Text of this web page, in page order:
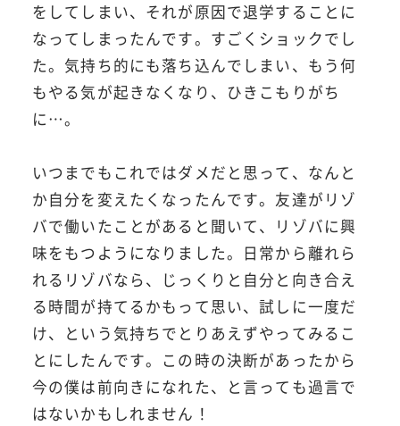
をしてしまい、それが原因で退学することに
なってしまったんです。すごくショックでし
た。気持ち的にも落ち込んでしまい、もう何
もやる気が起きなくなり、ひきこもりがち
に…。
いつまでもこれではダメだと思って、なんと
か自分を変えたくなったんです。友達がリゾ
バで働いたことがあると聞いて、リゾバに興
味をもつようになりました。日常から離れら
れるリゾバなら、じっくりと自分と向き合え
る時間が持てるかもって思い、試しに一度だ
け、という気持ちでとりあえずやってみるこ
とにしたんです。この時の決断があったから
今の僕は前向きになれた、と言っても過言で
はないかもしれません！